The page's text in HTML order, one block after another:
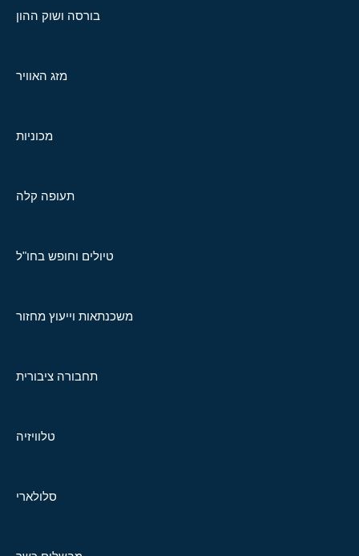
בורסה ושוק ההון
מזג האוויר
מכוניות
תעופה קלה
טיולים וחופש בחו"ל
משכנתאות וייעוץ מחזור
תחבורה ציבורית
טלוויזיה
סלולארי